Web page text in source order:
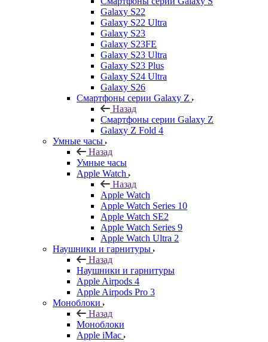
Galaxy S22
Galaxy S22 Ultra
Galaxy S23
Galaxy S23FE
Galaxy S23 Ultra
Galaxy S23 Plus
Galaxy S24 Ultra
Galaxy S26
Смартфоны серии Galaxy Z
Назад
Смартфоны серии Galaxy Z
Galaxy Z Fold 4
Умные часы
Назад
Умные часы
Apple Watch
Назад
Apple Watch
Apple Watch Series 10
Apple Watch SE2
Apple Watch Series 9
Apple Watch Ultra 2
Наушники и гарнитуры
Назад
Наушники и гарнитуры
Apple Airpods 4
Apple Airpods Pro 3
Моноблоки
Назад
Моноблоки
Apple iMac